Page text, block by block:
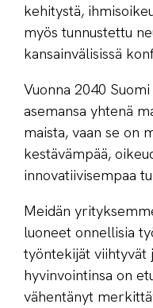
kehitystä,
myös tunnustettu
kansainvälisissä
Vuonna 2040
asemansa yhtenä
maista, vaan se on
kestävämpää,
innovatiivisempaa
Meidän
luoneet onnellisia
työntekijät viihtyvät
hyvinvointinsa on
vähentänyt